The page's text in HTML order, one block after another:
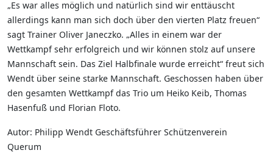
„Es war alles möglich und natürlich sind wir enttäuscht
allerdings kann man sich doch über den vierten Platz freuen“
sagt Trainer Oliver Janeczko. „Alles in einem war der
Wettkampf sehr erfolgreich und wir können stolz auf unsere
Mannschaft sein. Das Ziel Halbfinale wurde erreicht“ freut sich
Wendt über seine starke Mannschaft. Geschossen haben über
den gesamten Wettkampf das Trio um Heiko Keib, Thomas
Hasenfuß und Florian Floto.
Autor: Philipp Wendt Geschäftsführer Schützenverein
Querum